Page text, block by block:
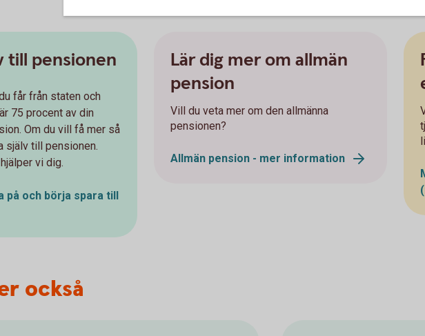
till pensionen
får från staten och
75 procent av din
Om du vill få mer så
själv till pensionen.
vi dig.
på och börja spara till
Lär dig mer om allmän
pension
Vill du veta mer om den allmänna
pensionen?
Allmän pension - mer information
också